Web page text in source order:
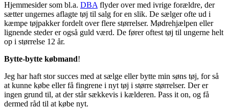
Hjemmesider som bl.a. DBA flyder over med ivrige forældre, der
sætter ungernes aflagte tøj til salg for en slik. De sælger ofte ud i
kæmpe tøjpakker fordelt over flere størrelser. Mødrehjælpen eller
lignende steder er også guld værd. De fører oftest tøj til ungerne helt
op i størrelse 12 år.
Bytte-bytte købmand!
Jeg har haft stor succes med at sælge eller bytte min søns tøj, for så
at kunne købe eller få fingrene i nyt tøj i større størrelser. Der er
ingen grund til, at der står sækkevis i kælderen. Pass it on, og få
dermed råd til at købe nyt.